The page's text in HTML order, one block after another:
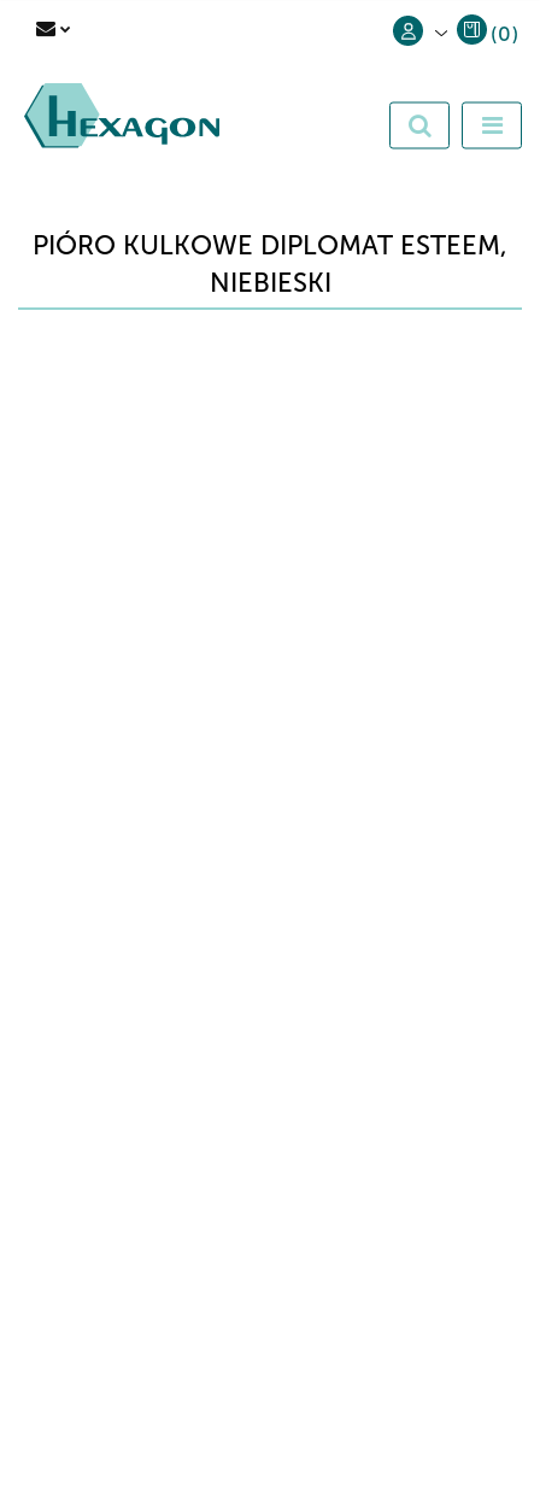
Zarejestruj się
(0)
PIÓRO KULKOWE DIPLOMAT ESTEEM,
NIEBIESKI